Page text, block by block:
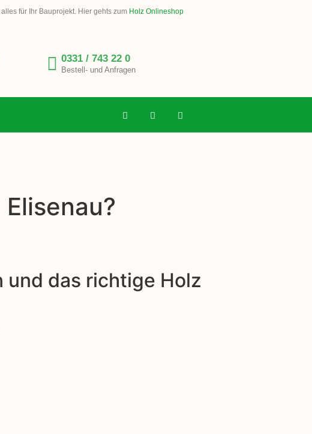
für Ihr Bauprojekt. Hier gehts zum Holz Onlineshop
0331 / 743 22 0
Bestell- und Anfragen
und das richtige Holz